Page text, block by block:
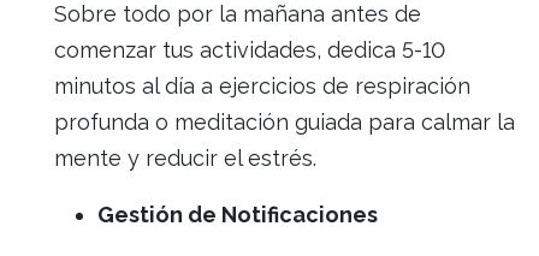
Sobre todo por la mañana antes de
comenzar tus actividades, dedica 5-10
minutos al día a ejercicios de respiración
profunda o meditación guiada para calmar la
mente y reducir el estrés.
Gestión de Notificaciones